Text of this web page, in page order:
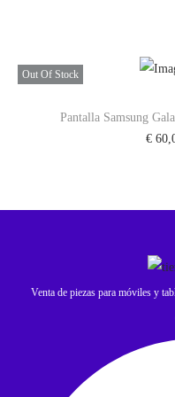
Out Of Stock
Pantalla Samsung
€
Venta de piezas para móviles y